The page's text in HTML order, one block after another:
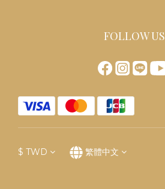
FOLLOW US
$ TWD 繁體中文